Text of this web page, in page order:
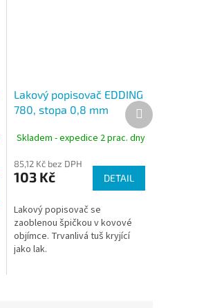
Lakový popisovač EDDING
780, stopa 0,8 mm
Skladem - expedice 2 prac. dny
85,12 Kč bez DPH
103 Kč DETAIL
Lakový popisovač se
zaoblenou špičkou v kovové
objímce. Trvanlivá tuš kryjící
jako lak.
Další
produkt